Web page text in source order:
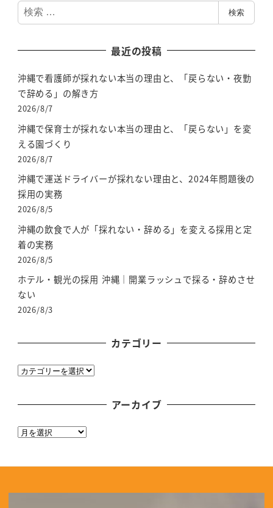
検
索
検索
最近の投稿
沖縄で看護師が採れない本当の理由と、「戻らない・夜勤
で辞める」の解き方
2026/8/7
沖縄で保育士が採れない本当の理由と、「戻らない」を変
える園づくり
2026/8/7
沖縄で運送ドライバーが採れない理由と、2024年問題後の
採用の実務
2026/8/5
沖縄の飲食で人が「採れない・辞める」を変える採用と定
着の実務
2026/8/5
ホテル・観光の採用 沖縄｜開業ラッシュで採る・辞めさせ
ない
2026/8/3
カテゴリー
カ
ー
アーカイブ
ア
ブ